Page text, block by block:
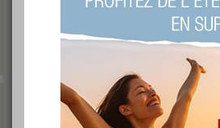
‹ Préc. 1 2 3 4 5